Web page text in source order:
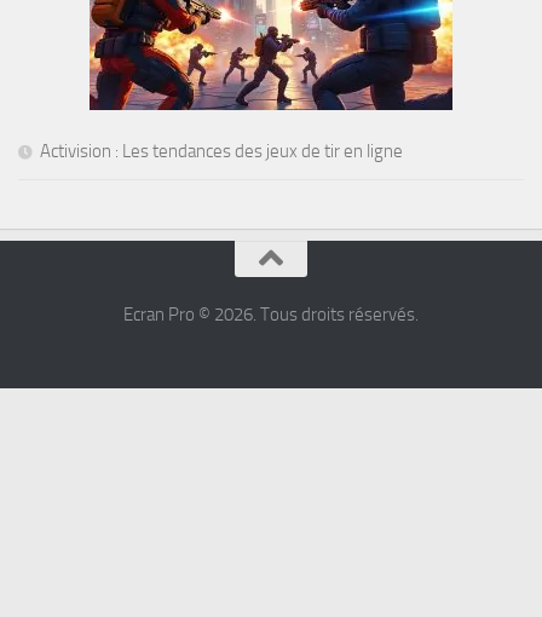
Activision : Les tendances des jeux de tir en ligne
Ecran Pro © 2026. Tous droits réservés.